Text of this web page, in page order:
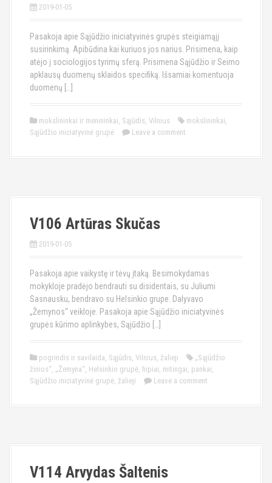
2019-01-05
Pasakoja apie Sąjūdžio iniciatyvinės grupės steigiamąjį
susirinkimą. Apibūdina kai kuriuos jos narius. Prisimena, kaip
atėjo į sociologijos tyrimų sferą. Prisimena Sąjūdžio ir Seimo
apklausų duomenų sklaidos specifiką. Išsamiai komentuoja
duomenų […]
mokslininkai ir menininkai, Sąjūdis, Vilnius mokslininkai,
Sąjūdžio iniciatyvinė grupė
Leave a comment
V106 Artūras Skučas
2019-01-05
Pasakoja apie vaikystę ir tėvų įtaką. Besimokydamas
mokykloje pradėjo bendrauti su disidentais, su Juliumi
Sasnausku, bendravo su Helsinkio grupe. Dalyvavo
„Žemynos“ veikloje. Pasakoja apie Sąjūdžio iniciatyvinės
grupės kūrimo aplinkybes, Sąjūdžio […]
pogrindis ir savilaida, Sąjūdis, Vilnius, žalieji
„Sąjūdžio
žinios“, „Žemyna“, Helsinkio grupė, hipiai, mitingai, pankai,
Sąjūdžio iniciatyvinė grupė, žalieji Leave a comment
V114 Arvydas Šaltenis